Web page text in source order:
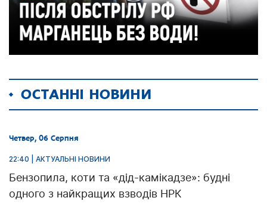
ОСТАННІ НОВИНИ
Четвер, 06 Серпня
22:40 | АКТУАЛЬНІ НОВИНИ
Бензопила, коти та «дід-камікадзе»: будні
одного з найкращих взводів НРК